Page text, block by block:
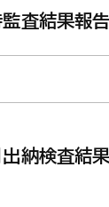
査結果報告
納検査結